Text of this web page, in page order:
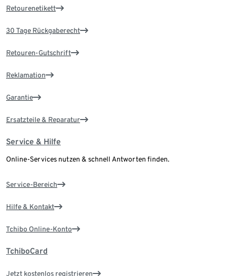
Retourenetikett
30 Tage Rückgaberecht
Retouren-Gutschrift
Reklamation
Garantie
Ersatzteile & Reparatur
Service & Hilfe
Online-Services nutzen & schnell Antworten finden.
Service-Bereich
Hilfe & Kontakt
Tchibo Online-Konto
TchiboCard
Jetzt kostenlos registrieren